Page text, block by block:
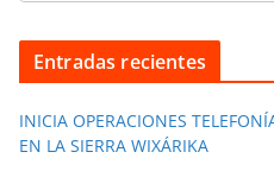
Entradas recientes
INICIA OPERACIONES
EN LA SIERRA WIXÁRIKA